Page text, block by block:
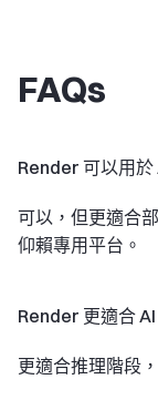
FAQs
Render 可以用於
可以，但更適合
仰賴專用平台。
Render 更適合
更適合推理階段